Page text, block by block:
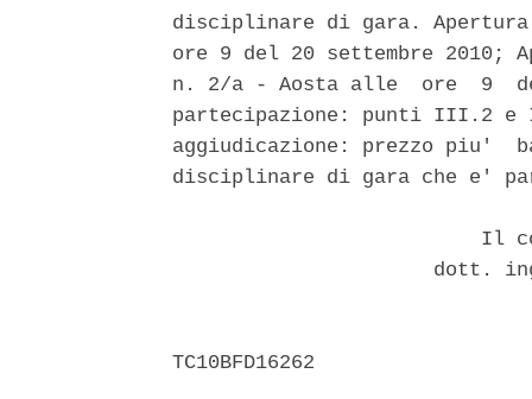
disciplinare di gara.
ore 9 del 20 settembre 2010;
n. 2/a - Aosta alle  ore  9
partecipazione: punti III.2
aggiudicazione: prezzo piu'
disciplinare di gara che e'
Il
dott.